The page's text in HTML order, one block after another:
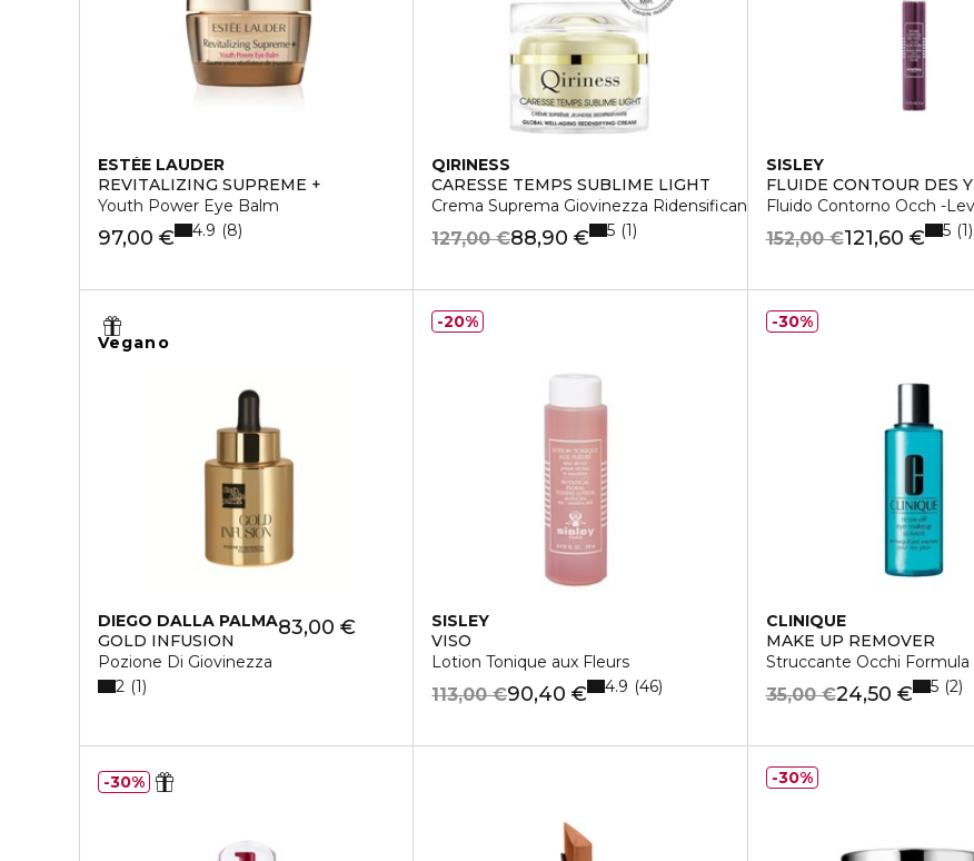
ESTÉE LAUDER
REVITALIZING SUPREME +
Youth Power Eye Balm
97,00 € 4.9 8
QIRINESS
CARESSE TEMPS SUBLIME LIGHT
Crema Suprema Giovinezza Ridensificante Versione Light
88,90 €
127,00 € 5 1
SISLEY
FLUIDE CONTOUR DES
Fluido Contorno Occh -
121,60 €
152,00 € 5 1
Vegano
DIEGO DALLA PALMA
GOLD INFUSION
Pozione Di Giovinezza
83,00 €
2 1
SISLEY
VISO
Lotion Tonique aux Fleurs
90,40 €
113,00 € 4.9 46
20%
CLINIQUE
MAKE UP REMOVER
Struccante Occhi Formula
24,50 €
35,00 € 5 2
30%
30%
30%